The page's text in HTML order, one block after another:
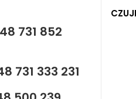
731 852
731 333 231